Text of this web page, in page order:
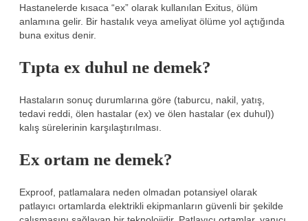
Hastanelerde kısaca “ex” olarak kullanılan Exitus, ölüm
anlamına gelir. Bir hastalık veya ameliyat ölüme yol açtığında
buna exitus denir.
Tıpta ex duhul ne demek?
Hastaların sonuç durumlarına göre (taburcu, nakil, yatış,
tedavi reddi, ölen hastalar (ex) ve ölen hastalar (ex duhul))
kalış sürelerinin karşılaştırılması.
Ex ortam ne demek?
Exproof, patlamalara neden olmadan potansiyel olarak
patlayıcı ortamlarda elektrikli ekipmanların güvenli bir şekilde